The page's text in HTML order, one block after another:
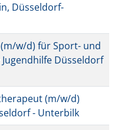
Düsseldorf-
w/d) für Sport- und
Düsseldorf
(m/w/d)
- Unterbilk